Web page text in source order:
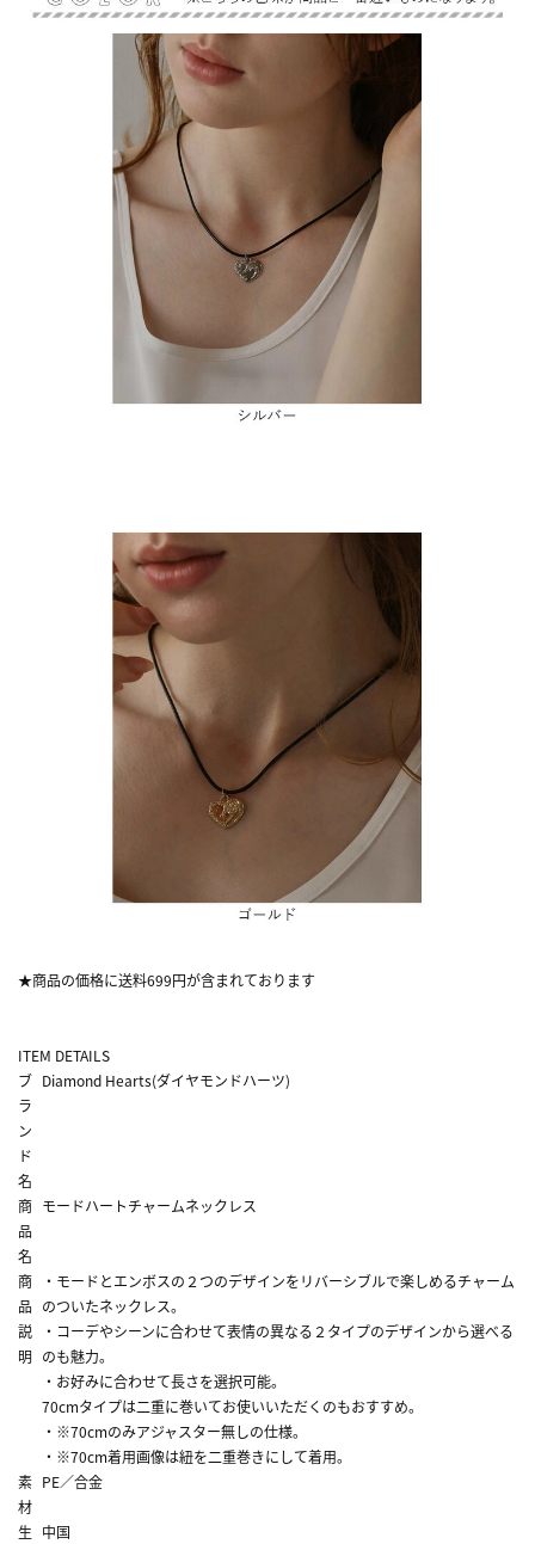
★商品の価格に送料699円が含まれております
ITEM DETAILS
ブ
ラ
ン
ド
名
Diamond Hearts(ダイヤモンドハーツ)
商
品
名
モードハートチャームネックレス
商
品
説
明
・モードとエンボスの２つのデザインをリバーシブルで楽しめるチャーム
のついたネックレス。
・コーデやシーンに合わせて表情の異なる２タイプのデザインから選べる
のも魅力。
・お好みに合わせて長さを選択可能。
70cmタイプは二重に巻いてお使いいただくのもおすすめ。
・※70cmのみアジャスター無しの仕様。
・※70cm着用画像は紐を二重巻きにして着用。
素
材
PE／合金
生 中国